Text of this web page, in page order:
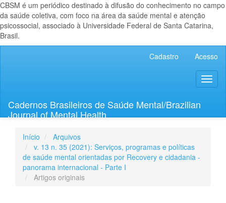
CBSM é um periódico destinado à difusão do conhecimento no campo
da saúde coletiva, com foco na área da saúde mental e atenção
psicossocial, associado à Universidade Federal de Santa Catarina,
Brasil.
Lateral
Cadastro Acesso
Cadernos Brasileiros de Saúde Mental/Brazilian
Journal of Mental Health
Início
Arquivos
v. 13 n. 35 (2021): Serviços, programas e políticas
de saúde mental orientadas por Recovery e cidadania -
panorama internacional - Parte I
Artigos originais